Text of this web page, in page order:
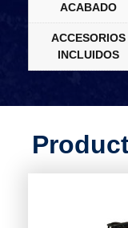
ACABADO
ACCESORIOS
INCLUIDOS